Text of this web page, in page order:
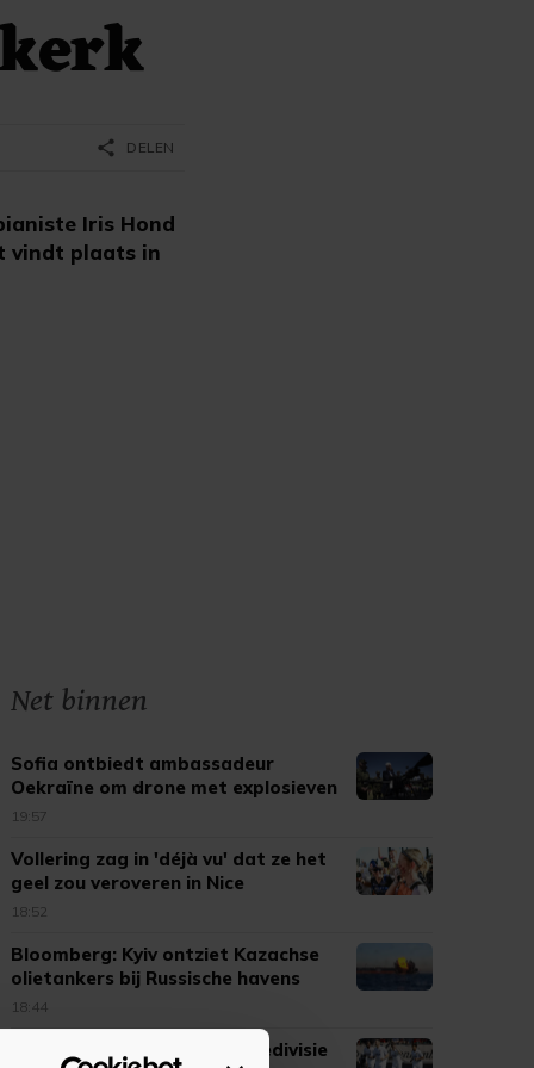
Iris Hond
vindt plaats in
share DELEN
Net binnen
Sofia ontbiedt ambassadeur
Oekraïne om drone met explosieven
19:57
Vollering zag in 'déjà vu' dat ze het
geel zou veroveren in Nice
18:52
Bloomberg: Kyiv ontziet Kazachse
olietankers bij Russische havens
18:44
NEC maakt valse start in Eredivisie